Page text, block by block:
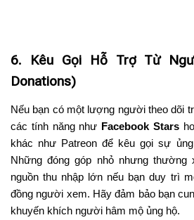
6. Kêu Gọi Hỗ Trợ Từ
Donations)
Nếu bạn có một lượng người theo dõi
các tính năng như Facebook Stars
khác như Patreon để kêu gọi sự
Những đóng góp nhỏ nhưng thường
nguồn thu nhập lớn nếu bạn duy trì
đồng người xem. Hãy đảm bảo bạn
khuyến khích người hâm mộ ủng hộ.